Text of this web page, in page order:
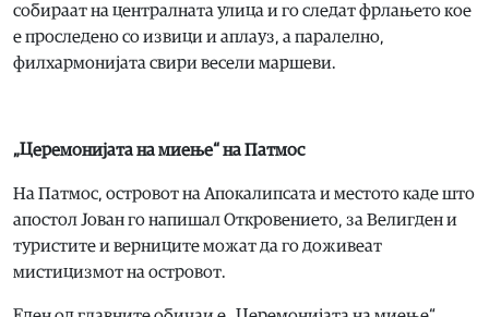
собираат на централната улица и го следат фрлањето кое
е проследено со извици и аплауз, а паралелно,
филхармонијата свири весели маршеви.
„Церемонијата на миење“ на Патмос
На Патмос, островот на Апокалипсата и местото каде што
апостол Јован го напишал Откровението, за Велигден и
туристите и верниците можат да го доживеат
мистицизмот на островот.